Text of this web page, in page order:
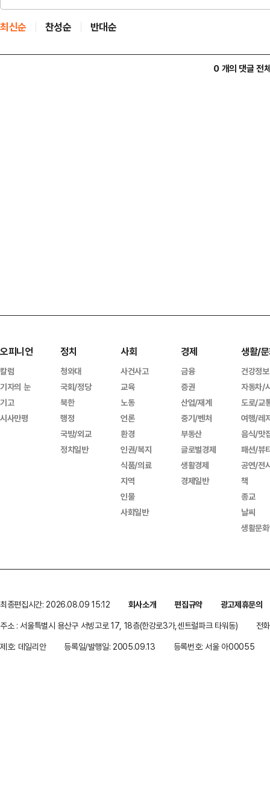
최신순 찬성순 반대순
0 개의 댓글 전
오피니언
칼럼
기자의 눈
기고
시사만평
정치
청와대
국회/정당
북한
행정
국방/외교
정치일반
사회
사건사고
교육
노동
언론
환경
인권/복지
식품/의료
지역
인물
사회일반
경제
금융
증권
산업/재계
중기/벤처
부동산
글로벌경제
생활경제
경제일반
생활/
건강정보
자동차/
도로/교
여행/레
음식/맛
패션/뷰
공연/전
책
종교
날씨
생활문
최종편집시간: 2026.08.09 15:12 회사소개 편집규약
광고제휴문의
주소 : 서울특별시 용산구 서빙고로 17, 18층(한강로3가,센트럴파크 타워동)
전
제호: 데일리안
등록일/발행일: 2005.09.13 등록번호: 서울 아00055